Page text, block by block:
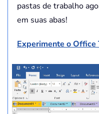
pastas de trabalho
em suas abas!
Experimente o